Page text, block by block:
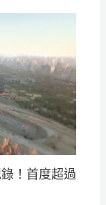
！首度超過